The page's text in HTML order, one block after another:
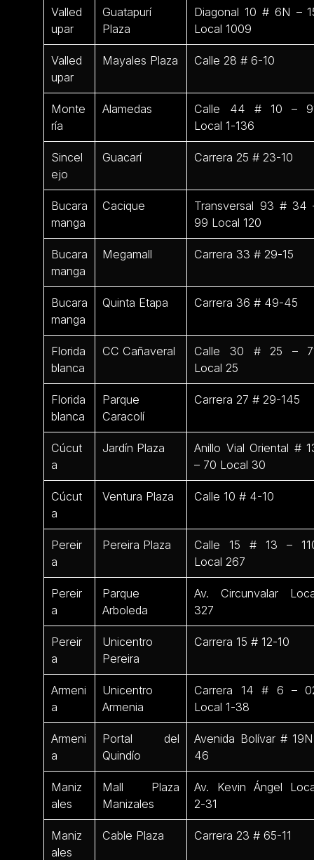
Valled
upar
Guatapurí
Plaza
Diagonal 10 # 6N –
Local 1009
Valled
upar
Mayales Plaza Calle 28 # 6-10
Monte
ría
Alamedas
Calle 44 # 10 –
Local 1-136
Sincel
ejo
Guacarí Carrera 25 # 23-10
Bucara
manga
Cacique
Transversal 93 # 34
99 Local 120
Bucara
manga
Megamall Carrera 33 # 29-15
Bucara
manga
Quinta Etapa Carrera 36 # 49-45
Florida
blanca
CC Cañaveral
Calle 30 # 25 –
Local 25
Florida
blanca
Parque
Caracolí
Carrera 27 # 29-145
Cúcut
a
Jardín Plaza
Anillo Vial Oriental #
– 70 Local 30
Cúcut
a
Ventura Plaza Calle 10 # 4-10
Pereir
a
Pereira Plaza
Calle 15 # 13 –
Local 267
Pereir
a
Parque
Arboleda
Av. Circunvalar
327
Pereir
a
Unicentro
Pereira
Carrera 15 # 12-10
Armeni
a
Unicentro
Armenia
Carrera 14 # 6 –
Local 1-38
Armeni
a
Portal del
Quindío
Avenida Bolívar #
46
Maniz
ales
Mall Plaza
Manizales
Av. Kevin Ángel
2-31
Maniz
ales
Cable Plaza Carrera 23 # 65-11